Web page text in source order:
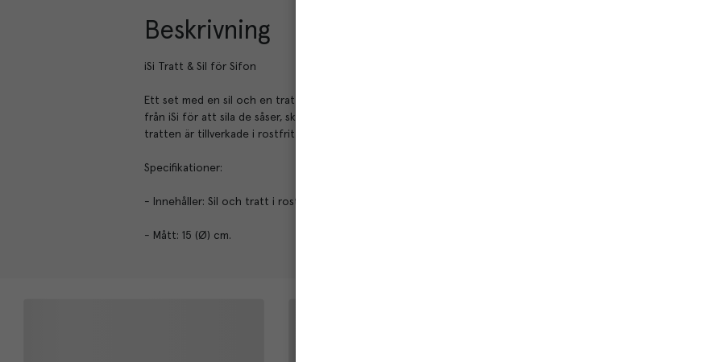
Beskrivning
iSi Tratt & Sil för Sifon
Ett set med en sil och en tratt från iSi. Setet är perfekt att använda tillsammans med en sifon
från iSi för att sila de såser, skum eller soppor som du vill använda i sifonen. Både silen och
tratten är tillverkade i rostfritt stål och båda tål maskindisk.
Specifikationer:
- Innehåller: Sil och tratt i rostfritt stål.
- Mått: 15 (Ø) cm.